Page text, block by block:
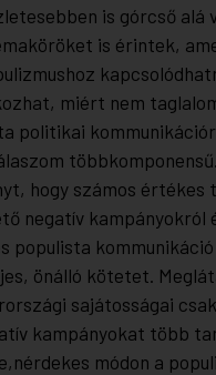
is górcső alá
is érintek,
miért nem
politikai
hogy számos
negatív kampányokról
populista
önálló kötetet.
sajátosságai
kampányokat több
módon a